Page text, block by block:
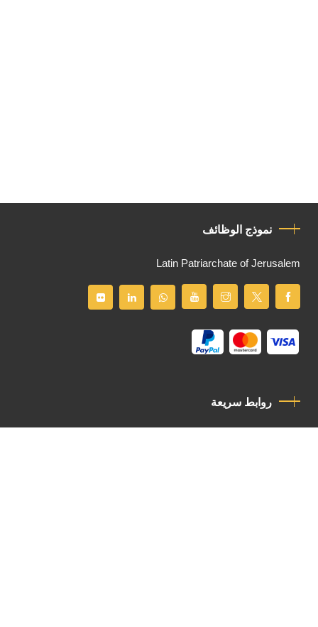
نموذج الوظائف
Latin Patriarchate of Jerusalem
روابط سريعة